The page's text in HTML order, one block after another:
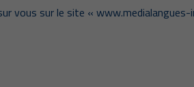
vous sur le site «